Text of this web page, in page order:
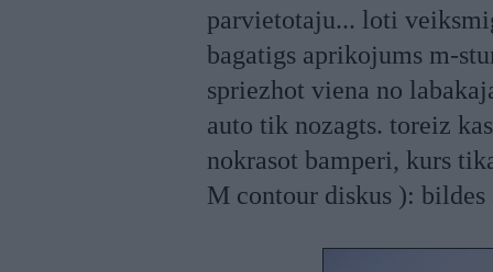
parvietotaju... loti
bagatigs aprikojums m-
spriezhot viena no
auto tik nozagts. toreiz
nokrasot bamperi, kurs
M contour diskus ): bildes